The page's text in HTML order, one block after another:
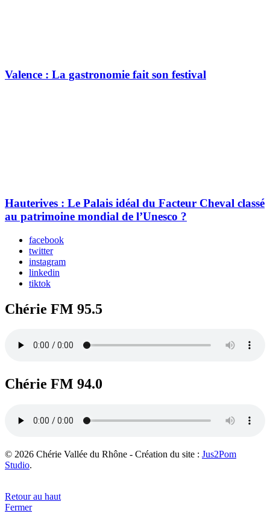
Valence : La gastronomie fait son festival
Hauterives : Le Palais idéal du Facteur Cheval classé
au patrimoine mondial de l’Unesco ?
facebook
twitter
instagram
linkedin
tiktok
Chérie FM 95.5
Chérie FM 94.0
© 2026 Chérie Vallée du Rhône - Création du site : Jus2Pom
Studio.
Retour au haut
Fermer